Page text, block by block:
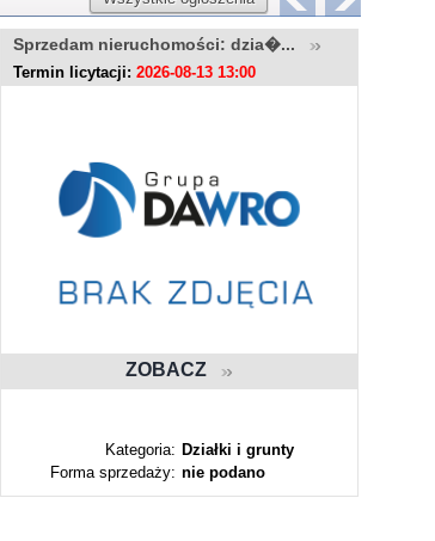
Sprzedam nieruchomości: dzia�...
Termin licytacji: 2026-08-13 13:00
ZOBACZ
Kategoria: Działki i grunty
Forma sprzedaży: nie podano